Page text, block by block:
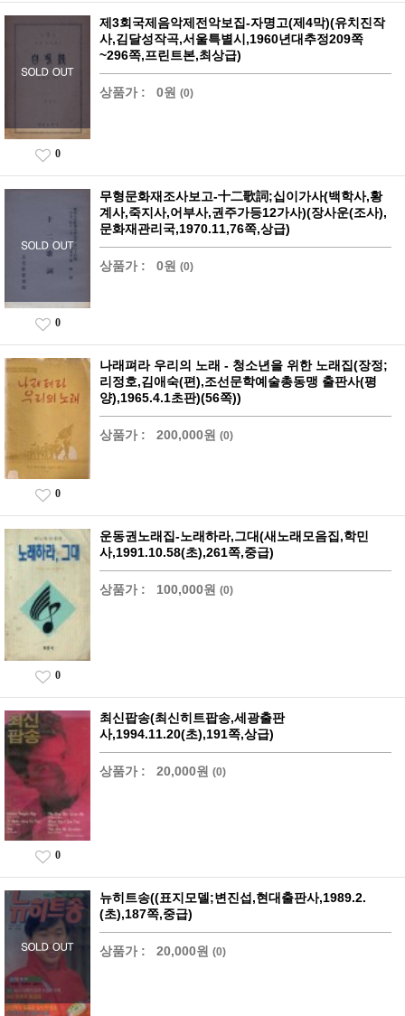
제3회국제음악제전악보집-자명고(제4막)(유치진작
사,김달성작곡,서울특별시,1960년대추정209쪽
~296쪽,프린트본,최상급)
상품가 : 0원 (0)
0
무형문화재조사보고-十二歌詞;십이가사(백학사,황
계사,죽지사,어부사,권주가등12가사)(장사운(조사),
문화재관리국,1970.11,76쪽,상급)
상품가 : 0원 (0)
0
나래펴라 우리의 노래 - 청소년을 위한 노래집(장정;
리정호,김애숙(편),조선문학예술총동맹 출판사(평
양),1965.4.1초판)(56쪽))
상품가 : 200,000원 (0)
0
운동권노래집-노래하라,그대(새노래모음집,학민
사,1991.10.58(초),261쪽,중급)
상품가 : 100,000원 (0)
0
최신팝송(최신히트팝송,세광출판
사,1994.11.20(초),191쪽,상급)
상품가 : 20,000원 (0)
0
뉴히트송((표지모델;변진섭,현대출판사,1989.2.
(초),187쪽,중급)
상품가 : 20,000원 (0)